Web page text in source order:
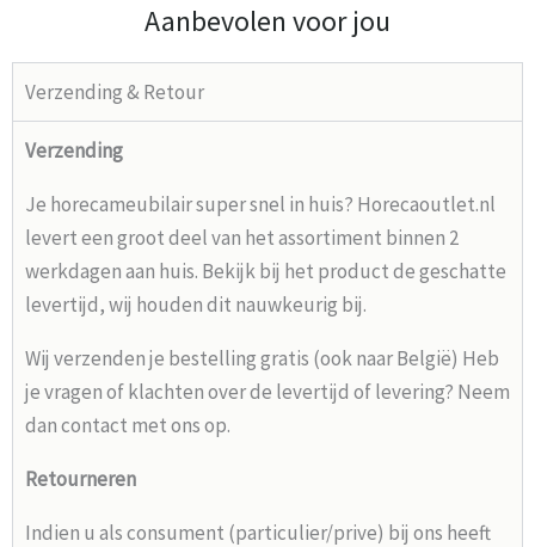
Aanbevolen voor jou
Verzending & Retour
Verzending
Je horecameubilair super snel in huis? Horecaoutlet.nl
levert een groot deel van het assortiment binnen 2
werkdagen aan huis. Bekijk bij het product de geschatte
levertijd, wij houden dit nauwkeurig bij.
Wij verzenden je bestelling gratis (ook naar België) Heb
je vragen of klachten over de levertijd of levering? Neem
dan contact met ons op.
Retourneren
Indien u als consument (particulier/prive) bij ons heeft